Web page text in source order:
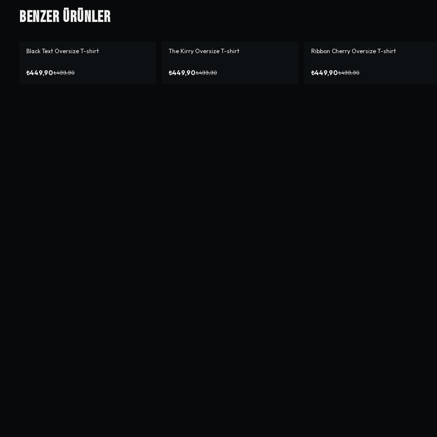
Benzer Ürünler
-%10
Black Text Oversize T-shirt
₺449,90₺499,90
-%10
The Kirry Oversize T-shirt
₺449,90₺499,90
-%10
Ribbon Cherry Oversize T-shirt
₺449,90₺499,90